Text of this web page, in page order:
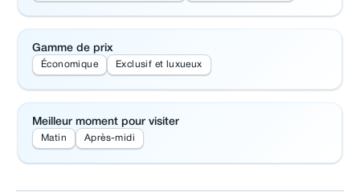
Gamme de prix
Économique Exclusif et luxueux
Meilleur moment pour visiter
Matin Après-midi